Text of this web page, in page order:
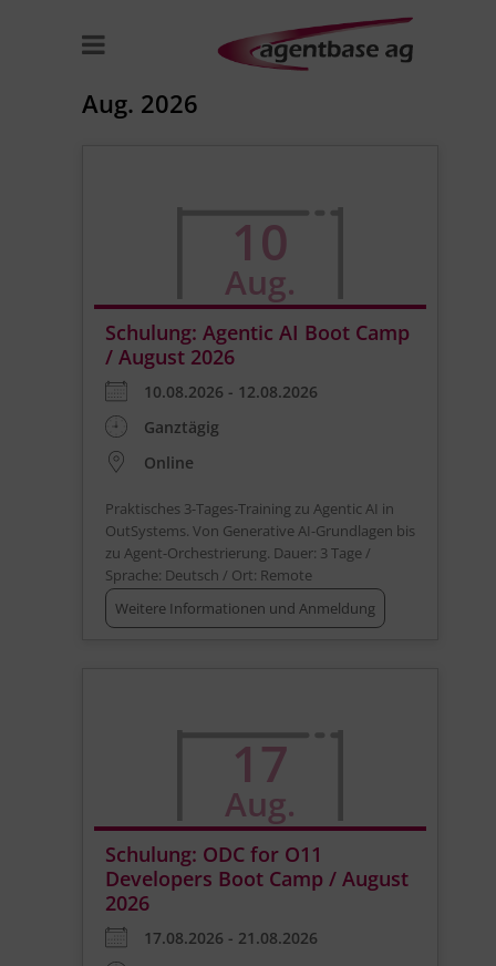
Aug. 2026
10
Aug.
Schulung: Agentic AI Boot Camp
/ August 2026
10.08.2026 - 12.08.2026
Ganztägig
Online
Praktisches 3-Tages-Training zu Agentic AI in
OutSystems. Von Generative AI-Grundlagen bis
zu Agent-Orchestrierung. Dauer: 3 Tage /
Sprache: Deutsch / Ort: Remote
Weitere Informationen und Anmeldung
17
Aug.
Schulung: ODC for O11
Developers Boot Camp / August
2026
17.08.2026 - 21.08.2026